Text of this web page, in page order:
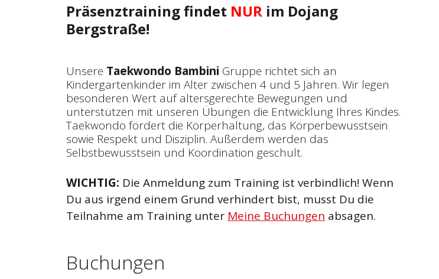
Präsenztraining findet NUR im Dojang
Bergstraße!
Unsere Taekwondo Bambini Gruppe richtet sich an
Kindergartenkinder im Alter zwischen 4 und 5 Jahren. Wir legen
besonderen Wert auf altersgerechte Bewegungen und
unterstützen mit unseren Übungen die Entwicklung Ihres Kindes.
Taekwondo fördert die Körperhaltung, das Körperbewusstsein
sowie Respekt und Disziplin. Außerdem werden das
Selbstbewusstsein und Koordination geschult.
WICHTIG: Die Anmeldung zum Training ist verbindlich! Wenn
Du aus irgend einem Grund verhindert bist, musst Du die
Teilnahme am Training unter Meine Buchungen absagen.
Buchungen